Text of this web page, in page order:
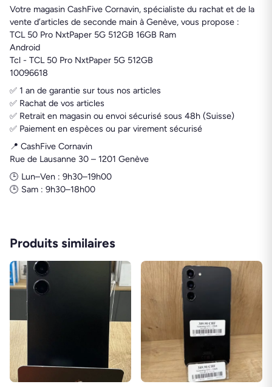
Votre magasin CashFive Cornavin, spécialiste du rachat et de la
vente d’articles de seconde main à Genève, vous propose :
TCL 50 Pro NxtPaper 5G 512GB 16GB Ram
Android
Tcl - TCL 50 Pro NxtPaper 5G 512GB
10096618
✅ 1 an de garantie sur tous nos articles
✅ Rachat de vos articles
✅ Retrait en magasin ou envoi sécurisé sous 48h (Suisse)
✅ Paiement en espèces ou par virement sécurisé
📍 CashFive Cornavin
Rue de Lausanne 30 – 1201 Genève
🕒 Lun–Ven : 9h30–19h00
🕒 Sam : 9h30–18h00
Produits similaires